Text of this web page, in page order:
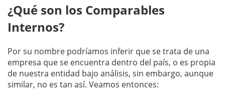
¿Qué son los Comparables
Internos?
Por su nombre podríamos inferir que se trata de una
empresa que se encuentra dentro del país, o es propia
de nuestra entidad bajo análisis, sin embargo, aunque
similar, no es tan así. Veamos entonces: